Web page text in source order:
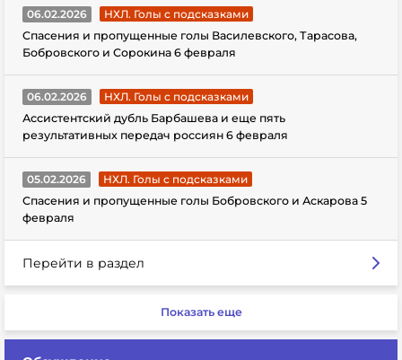
06.02.2026
НХЛ. Голы с подсказками
Спасения и пропущенные голы Василевского, Тарасова,
Бобровского и Сорокина 6 февраля
06.02.2026
НХЛ. Голы с подсказками
Ассистентский дубль Барбашева и еще пять
результативных передач россиян 6 февраля
05.02.2026
НХЛ. Голы с подсказками
Спасения и пропущенные голы Бобровского и Аскарова 5
февраля
Перейти в раздел
Показать еще